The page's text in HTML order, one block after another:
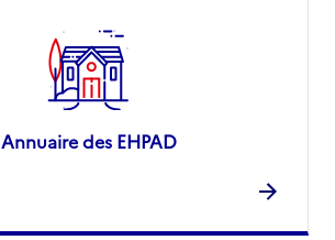
Annuaire des EHPAD